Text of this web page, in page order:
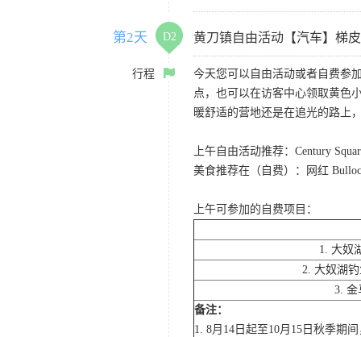
第2天 D2 黄刀镇自由活动【汽车】梯
行程
今天您可以自由活动或者自费参
点，也可以在访客中心领取黄色
暖舒适的营地还是在追光的路上
上午自由活动推荐：Century
美食推荐在（自费）：网红
上午可参加的自费项目：
1. 大奴
2. 大奴湖
3.
备注：
1. 8月14日起至10月15日秋季期